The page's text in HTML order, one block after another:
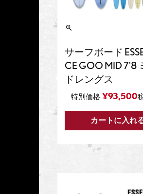
サーフボード
CE GOO MID 7'8
ドレングス
特別価格 ¥93,500
カートに入れ